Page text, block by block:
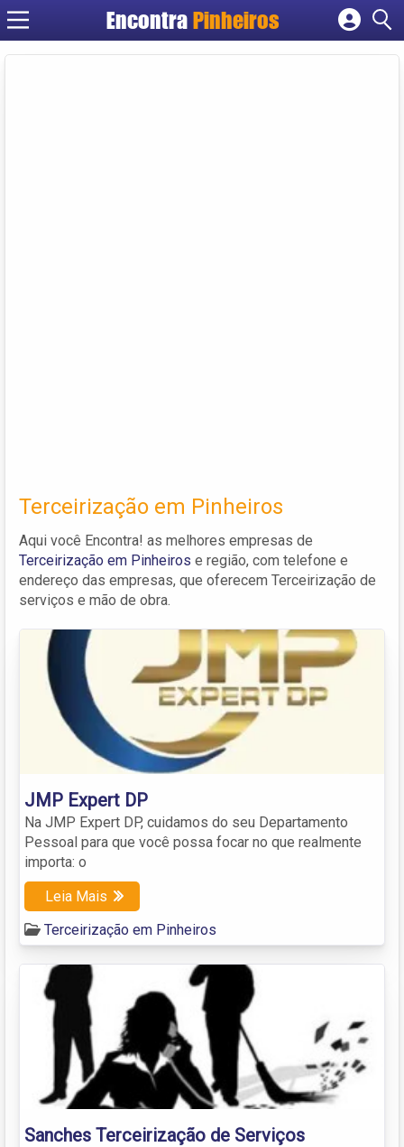
EncontraPinheiros
Cadastrar empresa
Terceirização em Pinheiros
Aqui você Encontra! as melhores empresas de
Terceirização em Pinheiros e região, com telefone e
endereço das empresas, que oferecem Terceirização de
serviços e mão de obra.
JMP Expert DP
Na JMP Expert DP, cuidamos do seu Departamento
Pessoal para que você possa focar no que realmente
importa: o
Leia Mais
Terceirização em Pinheiros
Sanches Terceirização de Serviços